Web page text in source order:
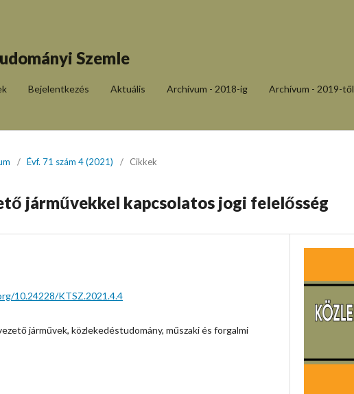
Szemle
Bejelentkezés Aktuális Archívum - 2018-ig Archívum - 2019-től
/ Évf. 71 szám 4 (2021) / Cikkek
járművekkel kapcsolatos jogi felelősség
10.24228/KTSZ.2021.4.4
járművek, közlekedéstudomány, műszaki és forgalmi